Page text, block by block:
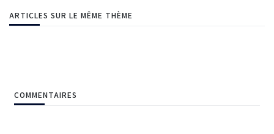
ARTICLES SUR LE MÊME THÈME
COMMENTAIRES